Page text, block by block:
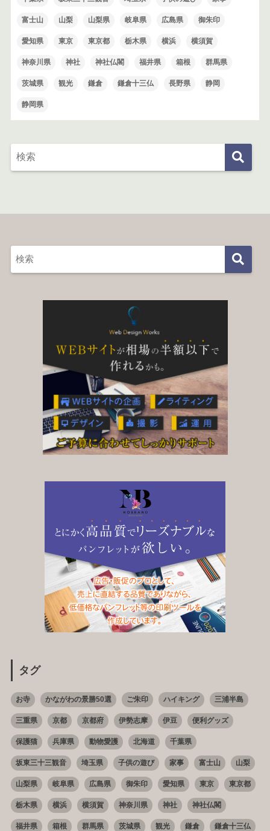
富士山 山梨 山梨県 岐阜県 広島県 御朱印
愛知県 東京 東京都 栃木県 横浜 横須賀
神奈川県 神社 神社仏閣 福井県 箱根 群馬県
茨城県 観光 鎌倉 鎌倉十三仏 長野県 静岡
静岡県
タグ
お寺 かながわの景勝50選 ご朱印 ハイキング 三浦半島
三重県 京都 京都府 伊勢志摩 伊豆 便利グッズ
保護猫 兵庫県 動物愛護 北海道 千葉県
坂東三十三観音 埼玉県 子供の遊び 家事 富士山 山梨
山梨県 岐阜県 広島県 御朱印 愛知県 東京 東京都
栃木県 横浜 横須賀 神奈川県 神社 神社仏閣
福井県 箱根 群馬県 茨城県 観光 鎌倉 鎌倉十三仏